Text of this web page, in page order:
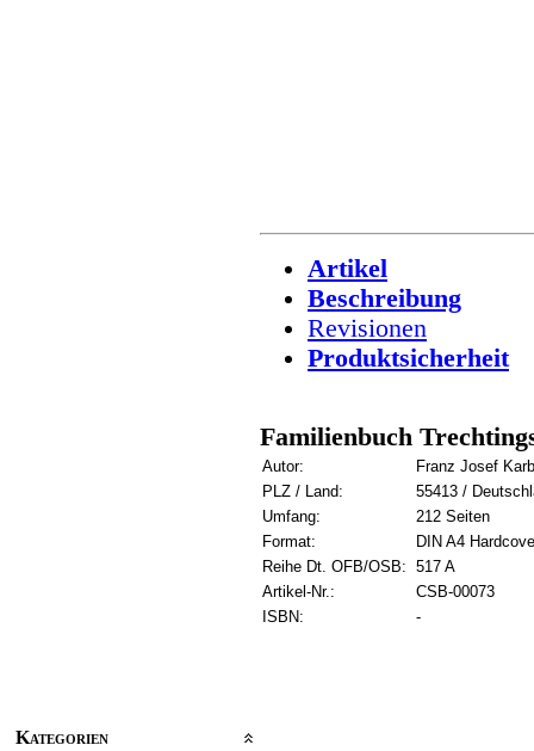
Kategorien
Artikel
Beschreibung
Revisionen
Produktsicherheit
Familienbuch
Autor:
Franz Josef
PLZ / Land:
55413 /
Umfang:
212 Seiten
Format:
DIN A4
Reihe Dt. OFB/OSB: 517 A
Artikel-Nr.:
CSB-00073
ISBN:
-